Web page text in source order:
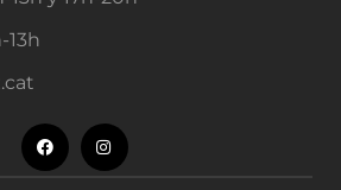
13h
sobre qué cookies utilizamos o